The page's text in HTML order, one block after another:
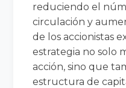
reduciendo el
circulación y
de los accionistas
estrategia no solo
acción, sino que
estructura de